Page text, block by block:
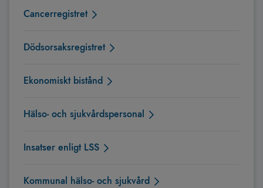
Cancerregistret
Dödsorsaksregistret
Ekonomiskt bistånd
Hälso- och sjukvårdspersonal
Insatser enligt LSS
Kommunal hälso- och sjukvård